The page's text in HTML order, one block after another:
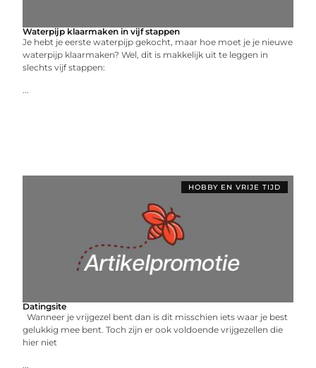
Waterpijp klaarmaken in vijf stappen
Je hebt je eerste waterpijp gekocht, maar hoe moet je je nieuwe
waterpijp klaarmaken? Wel, dit is makkelijk uit te leggen in
slechts vijf stappen:
...
HOBBY EN VRIJE TIJD
Datingsite
Wanneer je vrijgezel bent dan is dit misschien iets waar je best
gelukkig mee bent. Toch zijn er ook voldoende vrijgezellen die
hier niet
...